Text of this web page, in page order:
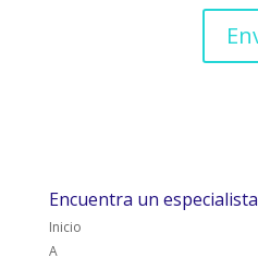
Encuentra un especialista
Inicio
A